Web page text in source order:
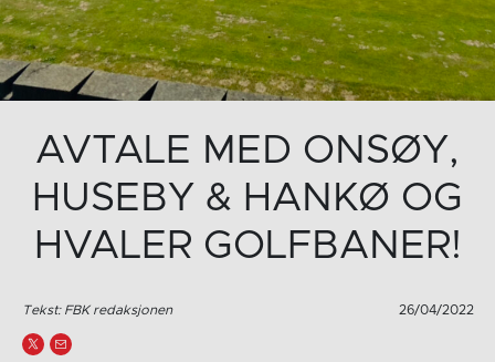
AVTALE MED ONSØY,
HUSEBY & HANKØ OG
HVALER GOLFBANER!
Tekst: FBK redaksjonen 26/04/2022